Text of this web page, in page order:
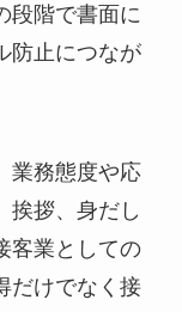
段階で書面に
防止につなが
業務態度や応
挨拶、身だし
客業としての
だけでなく接